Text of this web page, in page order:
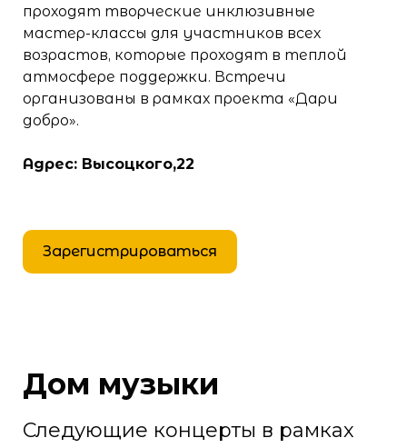
проходят творческие инклюзивные
мастер-классы для участников всех
возрастов, которые проходят в теплой
атмосфере поддержки. Встречи
организованы в рамках проекта «Дари
добро».
Адрес: Высоцкого,22
Зарегистрироваться
Дом музыки
Следующие концерты в рамках